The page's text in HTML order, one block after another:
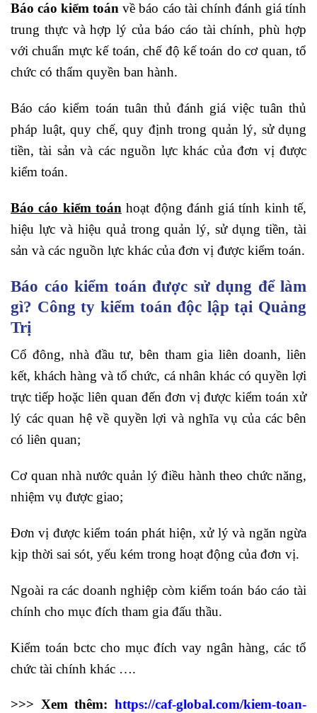
Báo cáo kiểm toán về báo cáo tài chính đánh giá tính
trung thực và hợp lý của báo cáo tài chính, phù hợp
với chuẩn mực kế toán, chế độ kế toán do cơ quan, tổ
chức có thẩm quyền ban hành.
Báo cáo kiểm toán tuân thủ đánh giá việc tuân thủ
pháp luật, quy chế, quy định trong quản lý, sử dụng
tiền, tài sản và các nguồn lực khác của đơn vị được
kiểm toán.
Báo cáo kiểm toán hoạt động đánh giá tính kinh tế,
hiệu lực và hiệu quả trong quản lý, sử dụng tiền, tài
sản và các nguồn lực khác của đơn vị được kiểm toán.
Báo cáo kiểm toán được sử dụng để làm
gì? Công ty kiểm toán độc lập tại Quảng
Trị
Cổ đông, nhà đầu tư, bên tham gia liên doanh, liên
kết, khách hàng và tổ chức, cá nhân khác có quyền lợi
trực tiếp hoặc liên quan đến đơn vị được kiểm toán xử
lý các quan hệ về quyền lợi và nghĩa vụ của các bên
có liên quan;
Cơ quan nhà nước quản lý điều hành theo chức năng,
nhiệm vụ được giao;
Đơn vị được kiểm toán phát hiện, xử lý và ngăn ngừa
kịp thời sai sót, yếu kém trong hoạt động của đơn vị.
Ngoài ra các doanh nghiệp còm kiểm toán báo cáo tài
chính cho mục đích tham gia đấu thầu.
Kiểm toán bctc cho mục đích vay ngân hàng, các tổ
chức tài chính khác ….
>>> Xem thêm: https://caf-global.com/kiem-toan-